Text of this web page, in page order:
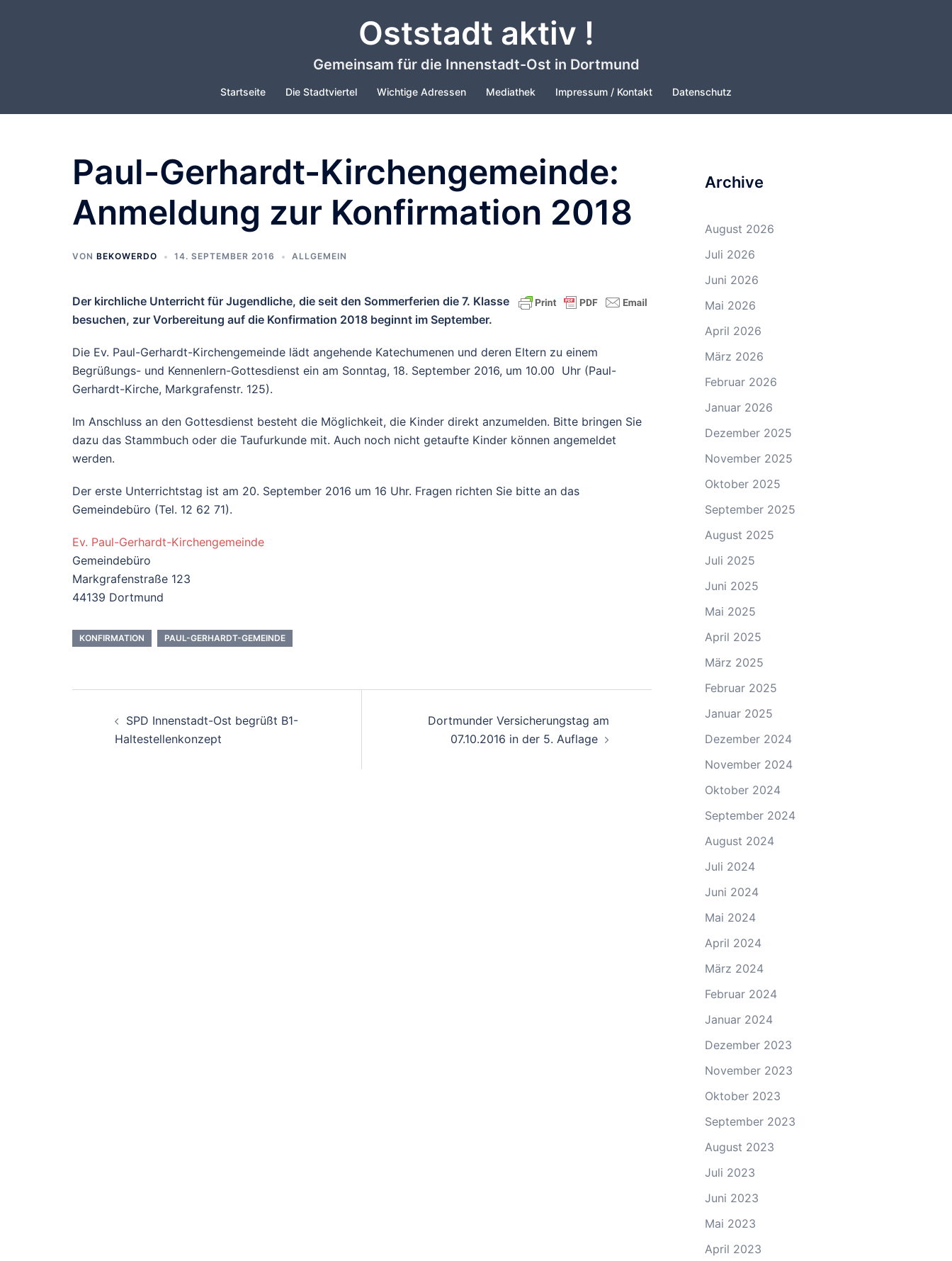
Oststadt aktiv !
Gemeinsam für die Innenstadt-Ost in Dortmund
Startseite Die Stadtviertel Wichtige Adressen Mediathek Impressum / Kontakt Datenschutz
Paul-Gerhardt-Kirchengemeinde:
Anmeldung zur Konfirmation 2018
VON BEKOWERDO 14. SEPTEMBER 2016 ALLGEMEIN
Der kirchliche Unterricht für Jugendliche, die seit den Sommerferien die 7. Klasse
besuchen, zur Vorbereitung auf die Konfirmation 2018 beginnt im September.
Die Ev. Paul-Gerhardt-Kirchengemeinde lädt angehende Katechumenen und deren Eltern zu einem
Begrüßungs- und Kennenlern-Gottesdienst ein am Sonntag, 18. September 2016, um 10.00 Uhr (Paul-
Gerhardt-Kirche, Markgrafenstr. 125).
Im Anschluss an den Gottesdienst besteht die Möglichkeit, die Kinder direkt anzumelden. Bitte bringen Sie
dazu das Stammbuch oder die Taufurkunde mit. Auch noch nicht getaufte Kinder können angemeldet
werden.
Der erste Unterrichtstag ist am 20. September 2016 um 16 Uhr. Fragen richten Sie bitte an das
Gemeindebüro (Tel. 12 62 71).
Ev. Paul-Gerhardt-Kirchengemeinde
Gemeindebüro
Markgrafenstraße 123
44139 Dortmund
KONFIRMATION PAUL-GERHARDT-GEMEINDE
Beitrags-
Navigation
SPD Innenstadt-Ost begrüßt B1-
Haltestellenkonzept
Dortmunder Versicherungstag am
07.10.2016 in der 5. Auflage
Archive
August 2026
Juli 2026
Juni 2026
Mai 2026
April 2026
März 2026
Februar 2026
Januar 2026
Dezember 2025
November 2025
Oktober 2025
September 2025
August 2025
Juli 2025
Juni 2025
Mai 2025
April 2025
März 2025
Februar 2025
Januar 2025
Dezember 2024
November 2024
Oktober 2024
September 2024
August 2024
Juli 2024
Juni 2024
Mai 2024
April 2024
März 2024
Februar 2024
Januar 2024
Dezember 2023
November 2023
Oktober 2023
September 2023
August 2023
Juli 2023
Juni 2023
Mai 2023
April 2023